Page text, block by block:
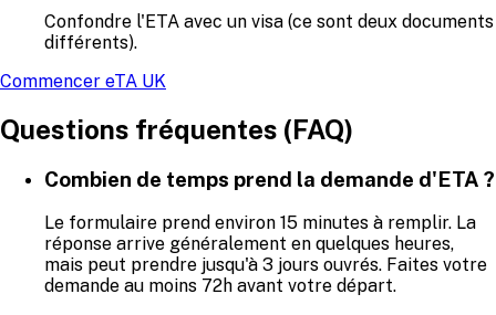
Confondre l'ETA avec un visa (ce sont deux documents
différents).
Commencer eTA UK
Questions fréquentes (FAQ)
Combien de temps prend la demande d'ETA ?
Le formulaire prend environ 15 minutes à remplir. La
réponse arrive généralement en quelques heures,
mais peut prendre jusqu'à 3 jours ouvrés. Faites votre
demande au moins 72h avant votre départ.